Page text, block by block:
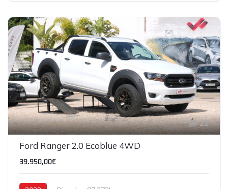
22
Ford Ranger 2.0 Ecoblue 4WD
39.950,00€